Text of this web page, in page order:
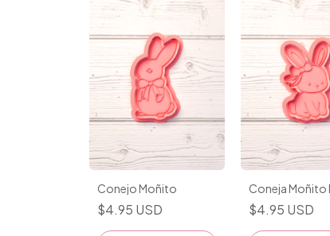
Conejo Moñito
$4.95 USD
Coneja Moñito
$4.95 USD